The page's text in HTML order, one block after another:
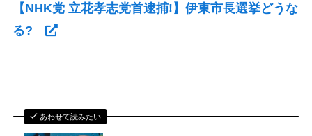
【NHK党 立花孝志党首逮捕!】伊東市長選挙どうな
る?
あわせて読みたい